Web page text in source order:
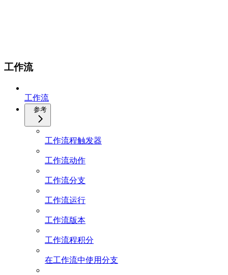
工作流
工作流
参考
工作流程触发器
工作流动作
工作流分支
工作流运行
工作流版本
工作流程积分
在工作流中使用分支